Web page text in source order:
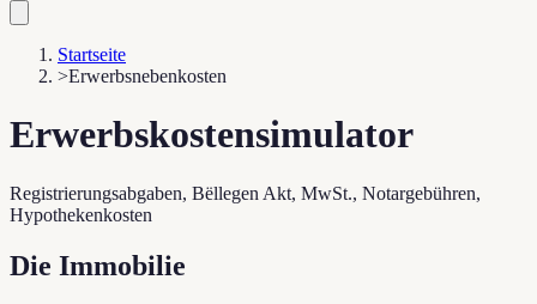
Startseite
>Erwerbsnebenkosten
Erwerbskostensimulator
Registrierungsabgaben, Bëllegen Akt, MwSt., Notargebühren,
Hypothekenkosten
Die Immobilie